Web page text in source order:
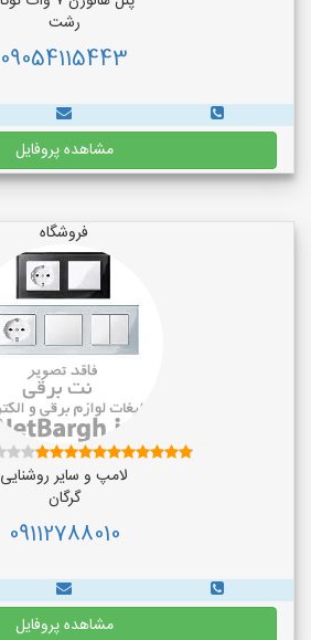
رشت
09054115443
مشاهده پروفایل
فروشگاه
لامپ و سایر روشنایی
گرگان
09112788010
مشاهده پروفایل